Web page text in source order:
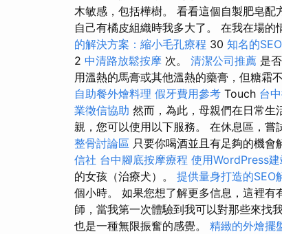
木敏感，包括樺樹。 看看這個自製肥皂
自己有橘皮組織時我多大了。 在我在場
的解決方案：縮小毛孔療程 30 知名的
2 中清路放鬆按摩 次。 清潔公司推薦 是
用溫熱的馬膏或其他溫熱的藥膏，但糖霜
自助餐外燴料理 假牙費用參考 Touch 台
業徵信協助 然而，為此，母親們在日常生
親，您可以使用以下服務。 在休息區，嘗
整骨討論區 只要你喝酒並且有足夠的機會
信社 台中腳底按摩療程 使用WordPress
的女孩（治療犬）。 提供量身打造的SEO
個小時。 如果您想了解更多信息，這裡有
師，當我第一次體驗到我可以對那些來找
也是一種無限振奮的感覺。 精緻的外燴擺